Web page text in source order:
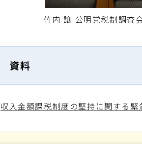
竹内 譲 公明党税制調査
資料
収入金額課税制度の堅持に関する緊